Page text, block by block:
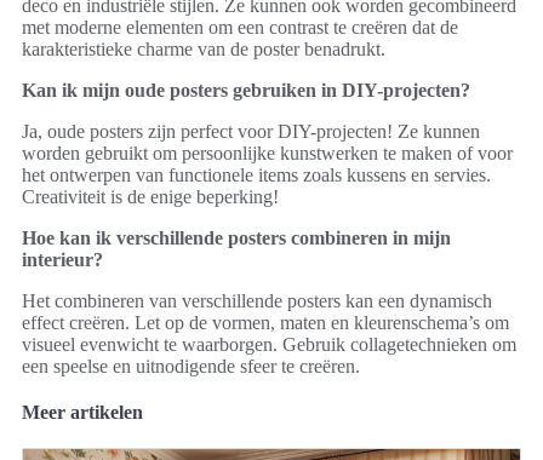
deco en industriële stijlen. Ze kunnen ook worden gecombineerd
met moderne elementen om een contrast te creëren dat de
karakteristieke charme van de poster benadrukt.
Kan ik mijn oude posters gebruiken in DIY-projecten?
Ja, oude posters zijn perfect voor DIY-projecten! Ze kunnen
worden gebruikt om persoonlijke kunstwerken te maken of voor
het ontwerpen van functionele items zoals kussens en servies.
Creativiteit is de enige beperking!
Hoe kan ik verschillende posters combineren in mijn
interieur?
Het combineren van verschillende posters kan een dynamisch
effect creëren. Let op de vormen, maten en kleurenschema’s om
visueel evenwicht te waarborgen. Gebruik collagetechnieken om
een speelse en uitnodigende sfeer te creëren.
Meer artikelen